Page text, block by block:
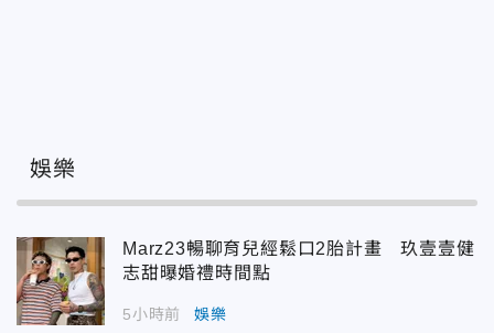
娛樂
Marz23暢聊育兒經鬆口2胎計畫 玖壹壹健
志甜曝婚禮時間點
5小時前 娛樂